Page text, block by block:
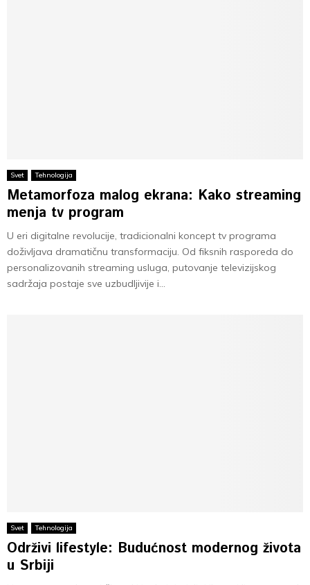
Svet Tehnologija
Metamorfoza malog ekrana: Kako streaming
menja tv program
U eri digitalne revolucije, tradicionalni koncept tv programa
doživljava dramatičnu transformaciju. Od fiksnih rasporeda do
personalizovanih streaming usluga, putovanje televizijskog
sadržaja postaje sve uzbudljivije i...
Svet Tehnologija
Održivi lifestyle: Budućnost modernog života
u Srbiji